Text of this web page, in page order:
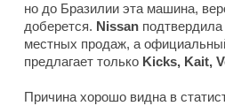
но до Бразилии эта машина,
доберется. Nissan подтвердила
местных продаж, а
предлагает только Kicks, Kait,
Причина хорошо видна в